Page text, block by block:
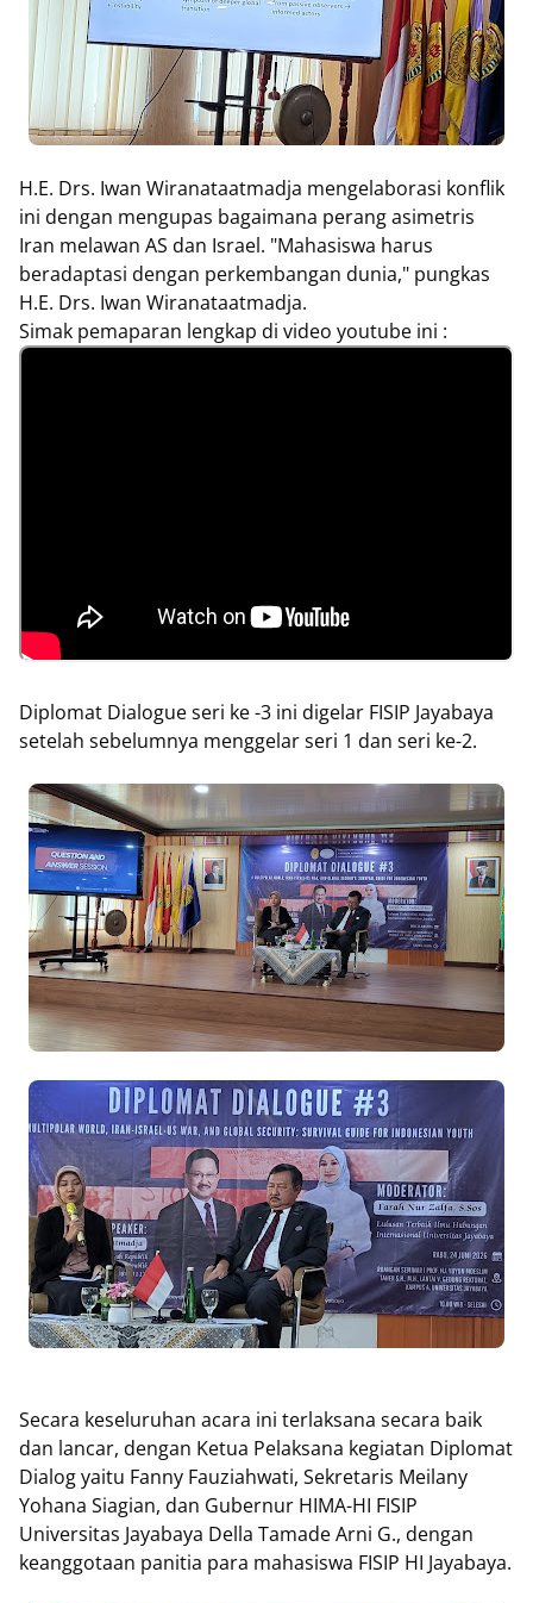
H.E. Drs. Iwan Wiranataatmadja mengelaborasi konflik
ini dengan mengupas bagaimana perang asimetris
Iran melawan AS dan Israel. "Mahasiswa harus
beradaptasi dengan perkembangan dunia," pungkas
H.E. Drs. Iwan Wiranataatmadja.
Simak pemaparan lengkap di video youtube ini :
Diplomat Dialogue seri ke -3 ini digelar FISIP Jayabaya
setelah sebelumnya menggelar seri 1 dan seri ke-2.
Secara keseluruhan acara ini terlaksana secara baik
dan lancar, dengan Ketua Pelaksana kegiatan Diplomat
Dialog yaitu Fanny Fauziahwati, Sekretaris Meilany
Yohana Siagian, dan Gubernur HIMA-HI FISIP
Universitas Jayabaya Della Tamade Arni G., dengan
keanggotaan panitia para mahasiswa FISIP HI Jayabaya.